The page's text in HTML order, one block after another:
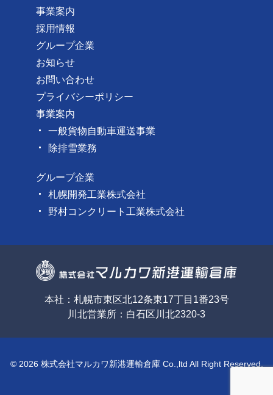
事業案内
採用情報
グループ企業
お知らせ
お問い合わせ
プライバシーポリシー
事業案内
一般貨物自動車運送事業
除排雪業務
グループ企業
札幌開発工業株式会社
野村コンクリート工業株式会社
本社：札幌市東区北12条東17丁目1番23号
川北営業所：白石区川北2320-3
© 2026 株式会社マルカワ新港運輸倉庫 Co.,ltd All Right Reserved.